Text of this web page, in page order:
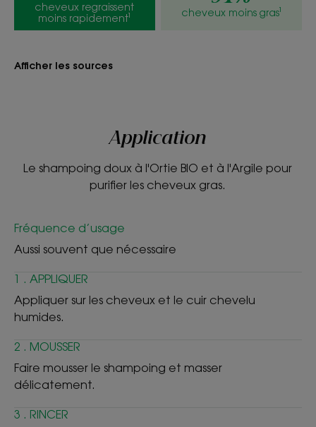
Parfum frais et léger
de satisfaction - 33 personnes après 28 jours d'utilisation.
cheveux regraissent
moins rapidement¹
cheveux moins gras¹
Afficher les sources
Application
Le shampoing doux à l'Ortie BIO et à l'Argile pour
purifier les cheveux gras.
Fréquence d’usage
Aussi souvent que nécessaire
1 . APPLIQUER
Appliquer sur les cheveux et le cuir chevelu
humides.
2 . MOUSSER
Faire mousser le shampoing et masser
délicatement.
3 . RINCER